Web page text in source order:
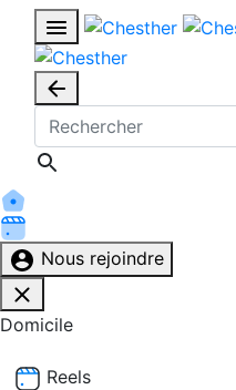
Nous rejoindre
Domicile
Reels